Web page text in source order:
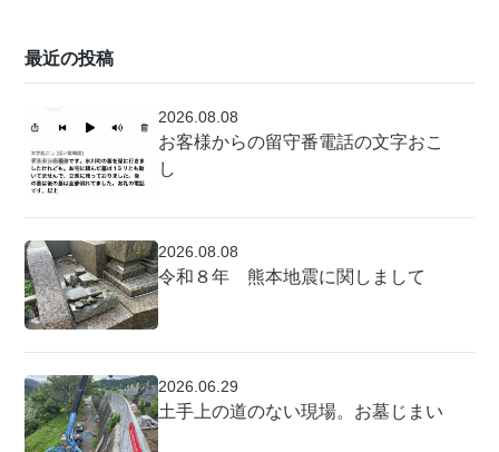
最近の投稿
2026.08.08
お客様からの留守番電話の文字おこ
し
2026.08.08
令和８年 熊本地震に関しまして
2026.06.29
土手上の道のない現場。お墓じまい